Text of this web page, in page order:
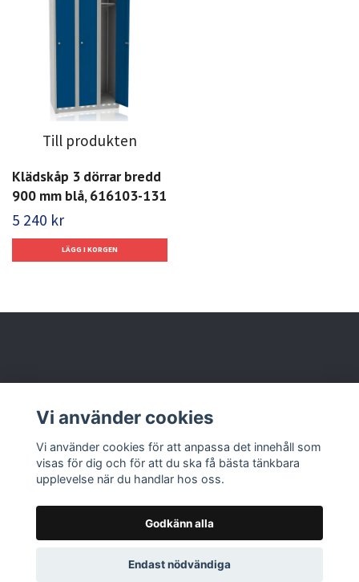
Till produkten
Klädskåp 3 dörrar bredd
900 mm blå, 616103-131
5 240 kr
Läs mer
© 2026 Nolbox AB
Vi använder cookies
Vi använder cookies för att anpassa det innehåll som
visas för dig och för att du ska få bästa tänkbara
upplevelse när du handlar hos oss.
Godkänn alla
Endast nödvändiga